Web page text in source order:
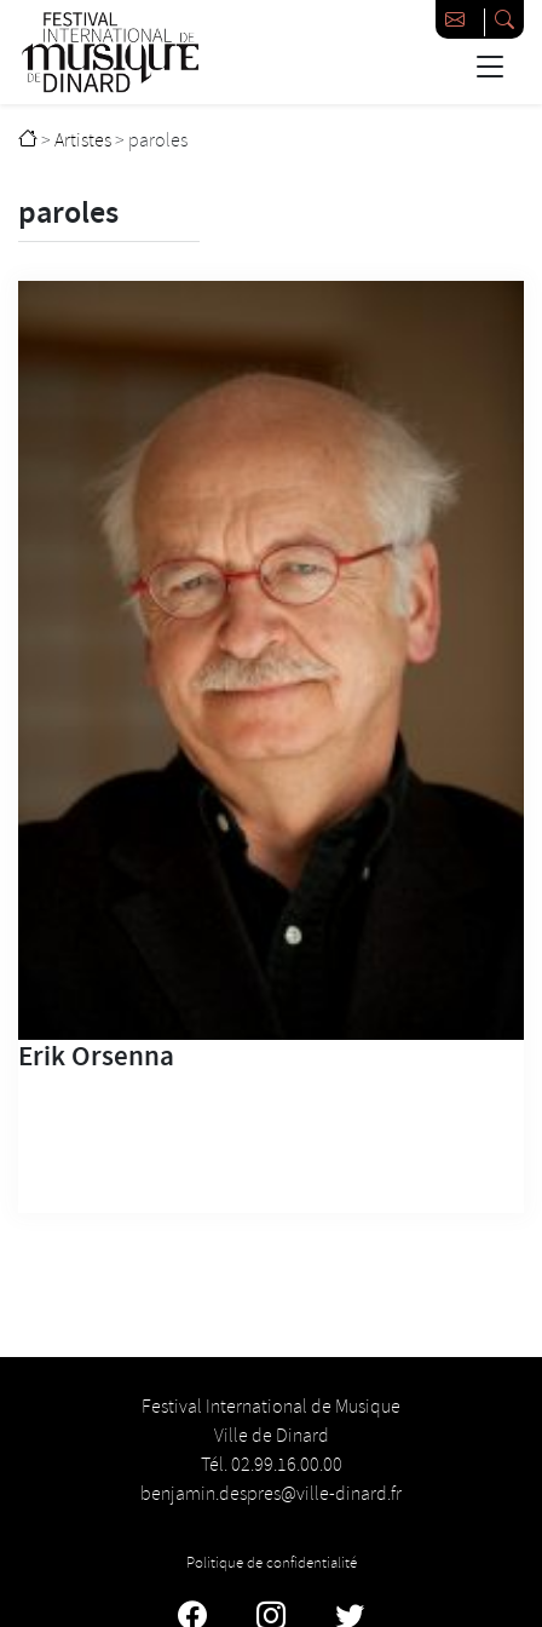
Passer au contenu principal
Festival international de musique de Dinard
>Artistes> paroles
paroles
Erik Orsenna
Festival International de Musique
Ville de Dinard
Tél. 02.99.16.00.00
benjamin.despres@ville-dinard.fr
Politique de confidentialité